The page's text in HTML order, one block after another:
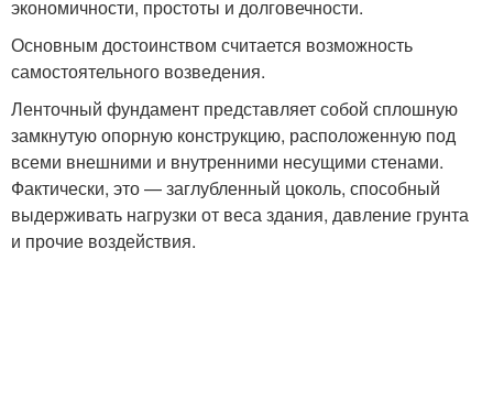
экономичности, простоты и долговечности.
Основным достоинством считается возможность
самостоятельного возведения.
Ленточный фундамент представляет собой сплошную
замкнутую опорную конструкцию, расположенную под
всеми внешними и внутренними несущими стенами.
Фактически, это — заглубленный цоколь, способный
выдерживать нагрузки от веса здания, давление грунта
и прочие воздействия.